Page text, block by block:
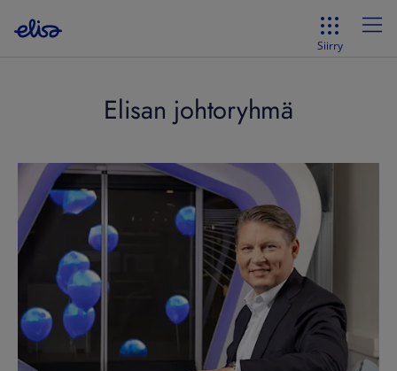
Siirry
Elisan johtoryhmä